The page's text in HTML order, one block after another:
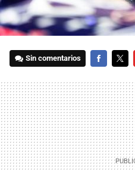
Sin comentarios